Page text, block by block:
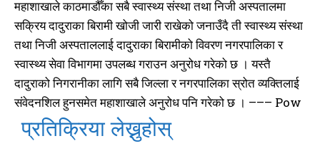
काबिलखबर एफएम सुन्नुहोस
काबिलखबर एफएम सुन्नुहोस
महाशाखाले काठमाडौँका सबै स्वास्थ्य संस्था तथा निजी अस्पतालमा
सक्रिय दादुराका बिरामी खोजी जारी राखेको जनाउँदै ती स्वास्थ्य संस्था
तथा निजी अस्पताललाई दादुराका बिरामीको विवरण नगरपालिका र
स्वास्थ्य सेवा विभागमा उपलब्ध गराउन अनुरोध गरेको छ । यस्तै
दादुराको निगरानीका लागि सबै जिल्ला र नगरपालिका स्रोत व्यक्तिलाई
संवेदनशिल हुनसमेत महाशाखाले अनुरोध पनि गरेको छ । ––– Pow
प्रतिक्रिया लेख्नुहोस्